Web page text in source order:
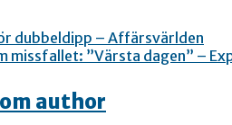
dubbeldipp – Affärsvärlden
missfallet: ”Värsta dagen” –
author